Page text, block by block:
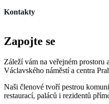
Kontakty
Zapojte se
Záleží vám na veřejném prostoru
Václavského náměstí a centra
Naši členové tvoří pestrou
restaurací, paláců i rezidentů